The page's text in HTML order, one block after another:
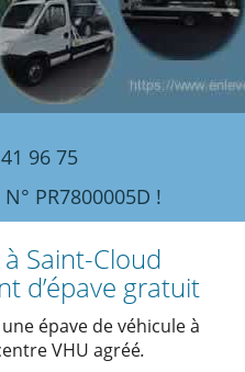
96 75
PR7800005D !
Saint-Cloud
d’épave gratuit
épave de véhicule à
VHU agréé.